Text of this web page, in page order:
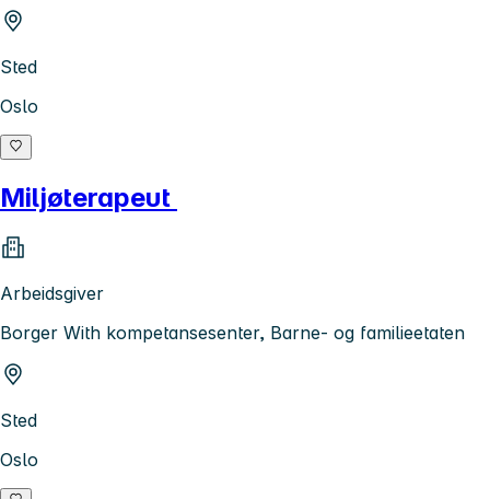
Sted
Oslo
Miljøterapeut
Arbeidsgiver
Borger With kompetansesenter, Barne- og familieetaten
Sted
Oslo